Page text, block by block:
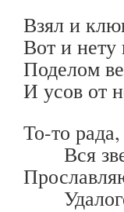
Взял и
Вот и нету
Поделом
И усов от
То-то
Вся